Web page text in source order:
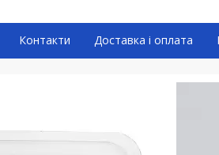
Контакти Доставка і оплата